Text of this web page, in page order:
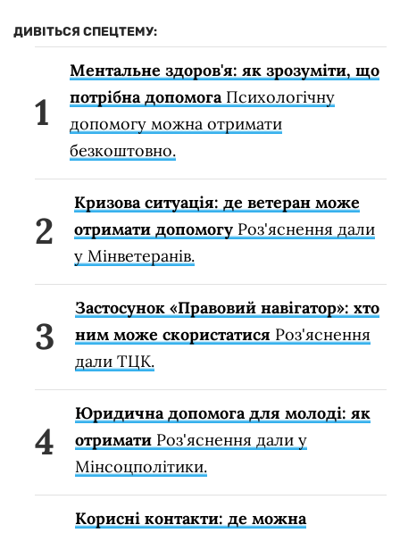
ДИВІТЬСЯ СПЕЦТЕМУ:
Ментальне здоров'я: як зрозуміти, що
потрібна допомогаПсихологічну
допомогу можна отримати
безкоштовно.
Кризова ситуація: де ветеран може
отримати допомогу Роз'яснення дали
у Мінветеранів.
Застосунок «Правовий навігатор»: хто
ним може скористатися Роз'яснення
дали ТЦК.
Юридична допомога для молоді: як
отримати Роз'яснення дали у
Мінсоцполітики.
Корисні контакти: де можна